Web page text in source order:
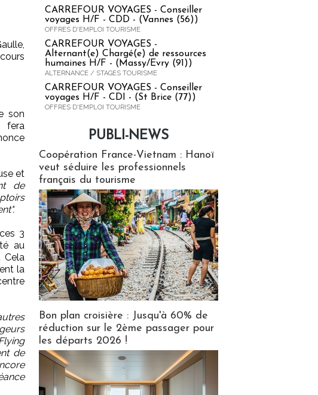
son
fera
et
de
3
au
Cela
la
de
CARREFOUR VOYAGES - Conseiller
voyages H/F - CDD - (Vannes (56))
OFFRES D'EMPLOI TOURISME
CARREFOUR VOYAGES -
Alternant(e) Chargé(e) de ressources
humaines H/F - (Massy/Evry (91))
ALTERNANCE / STAGES TOURISME
CARREFOUR VOYAGES - Conseiller
voyages H/F - CDI - (St Brice (77))
OFFRES D'EMPLOI TOURISME
PUBLI-NEWS
Coopération France-Vietnam : Hanoï
veut séduire les professionnels
français du tourisme
Bon plan croisière : Jusqu'à 60% de
réduction sur le 2ème passager pour
les départs 2026 !